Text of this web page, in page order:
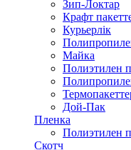
Зип-Локтар
Крафт
Курьерлік
Майка
Полиэтилен
Дой-Пак
Пленка
Полиэтилен
Скотч